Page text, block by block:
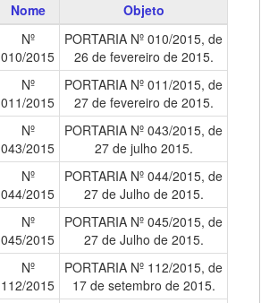
Nome
Objeto
Nº
010/2015
PORTARIA Nº 010/2015, de
26 de fevereiro de 2015.
Nº
011/2015
PORTARIA Nº 011/2015, de
27 de fevereiro de 2015.
Nº
043/2015
PORTARIA Nº 043/2015, de
27 de julho 2015.
Nº
044/2015
PORTARIA Nº 044/2015, de
27 de Julho de 2015.
Nº
045/2015
PORTARIA Nº 045/2015, de
27 de Julho de 2015.
Nº
112/2015
PORTARIA Nº 112/2015, de
17 de setembro de 2015.